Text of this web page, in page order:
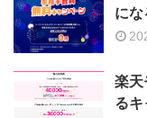
にな
楽天
るキ